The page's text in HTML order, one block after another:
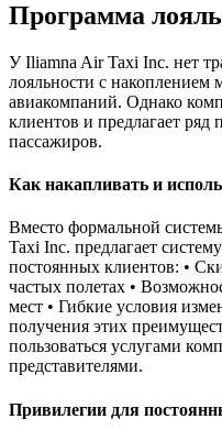
Программа
У Iliamna Air Taxi Inc. нет
лояльности с накоплением
авиакомпаний. Однако
клиентов и предлагает
пассажиров.
Как накапливать и
Вместо формальной
Taxi Inc. предлагает
постоянных клиентов: •
частых полетах •
мест • Гибкие условия
получения этих
пользоваться услугами
представителями.
Привилегии для